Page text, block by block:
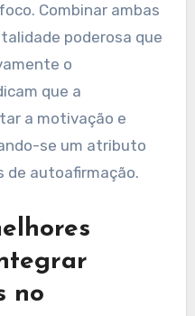
Combinar ambas
poderosa que
o
que a
a motivação e
se um atributo
de autoafirmação.
no